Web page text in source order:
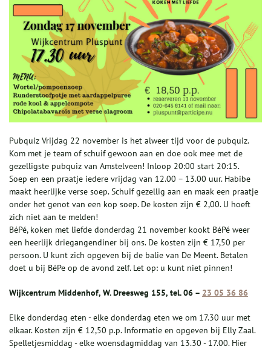
Pubquiz Vrijdag 22 november is het alweer tijd voor de pubquiz.
Kom met je team of schuif gewoon aan en doe ook mee met de
gezelligste pubquiz van Amstelveen! Inloop 20:00 start 20:15.
Soep en een praatje iedere vrijdag van 12.00 – 13.00 uur. Habibe
maakt heerlijke verse soep. Schuif gezellig aan en maak een praatje
onder het genot van een kop soep. De kosten zijn € 2,00. U hoeft
zich niet aan te melden!
BéPé, koken met liefde donderdag 21 november kookt BéPé weer
een heerlijk driegangendiner bij ons. De kosten zijn € 17,50 per
persoon. U kunt zich opgeven bij de balie van De Meent. Betalen
doet u bij BéPe op de avond zelf. Let op: u kunt niet pinnen!
Wijkcentrum Middenhof, W. Dreesweg 155, tel. 06 – 23 05 36 86
Elke donderdag eten - elke donderdag eten we om 17.30 uur met
elkaar. Kosten zijn € 12,50 p.p. Informatie en opgeven bij Elly Zaal.
Spelletjesmiddag - elke woensdagmiddag van 13.30 - 17.00. Hier